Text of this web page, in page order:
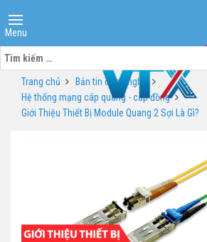
Menu
Tìm
kiếm
Trang chủ
Bản tin công nghệ
Hệ thống mạng cáp quang - cáp đồng
Giới Thiệu Thiết Bị Module Quang 2 Sợi Là Gì?